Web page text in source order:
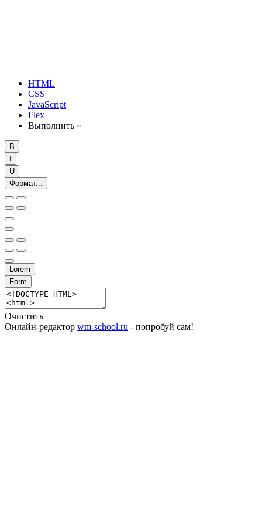
HTML
CSS
JavaScript
Flex
Выполнить »
B
U
Формат...
Lorem
Form
Очистить
Онлайн-редактор wm-school.ru - попробуй сам!